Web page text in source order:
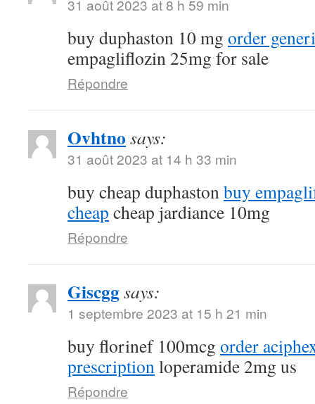
31 août 2023 at 8 h 59 min
buy duphaston 10 mg order
empagliflozin 25mg for sale
Répondre
Ovhtno says:
31 août 2023 at 14 h 33 min
buy cheap duphastonbuy
cheap cheap jardiance 10mg
Répondre
Giscggsays:
1 septembre 2023 at 15 h 21 min
buy florinef 100mcg order
prescriptionloperamide 2mg us
Répondre